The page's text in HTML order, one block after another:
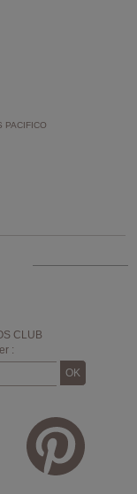
PACIFICO
CLUB
: